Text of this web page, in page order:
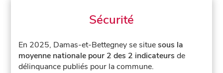
Sécurité
En 2025, Damas-et-Bettegney se situesous la
moyenne nationale pour 2 des 2 indicateurs de
délinquance publiés pour la commune.